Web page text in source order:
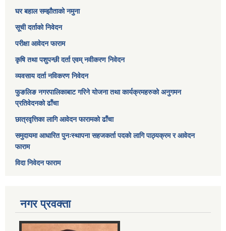
घर बहाल सम्झौताको नमुना
सूची दर्ताको निवेदन
परीक्षा आवेदन फाराम
कृषि तथा पशुपन्छी दर्ता एवम् नवीकरण निवेदन
व्यवसाय दर्ता नविकरण निवेदन
फुङलिङ नगरपालिकाबाट गरिने योजना तथा कार्यक्रमहरुको अनुगमन
प्रतिवेदनको ढाँचा
छात्रवृत्तिका लागि आवेदन फारामको ढाँचा
समुदायमा आधारित पुनःस्थापना सहजकर्ता पदको लागि पाठ्यक्रम र आवेदन
फाराम
विदा निवेदन फाराम
नगर प्रवक्ता